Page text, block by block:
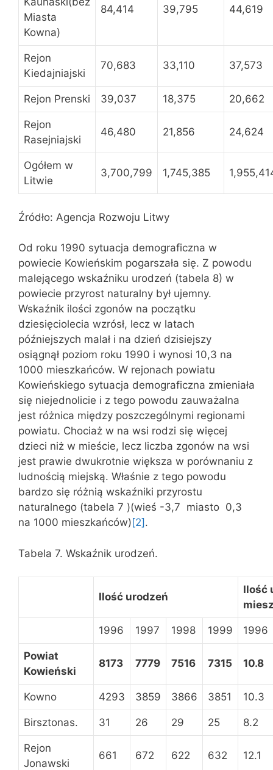
Miasta
Kowna)
84,414 39,795 44,619
Rejon
Kiedajniajski
70,683 33,110 37,573
Rejon Prenski 39,037 18,375 20,662
Rejon
Rasejniajski
46,480 21,856 24,624
Ogółem w
Litwie
3,700,799 1,745,385
Źródło: Agencja Rozwoju Litwy
Od roku 1990 sytuacja demograficzna w
powiecie Kowieńskim pogarszała się. Z powodu
malejącego wskaźniku urodzeń (tabela 8) w
powiecie przyrost naturalny był ujemny.
Wskaźnik ilości zgonów na początku
dziesięciolecia wzrósł, lecz w latach
późniejszych malał i na dzień dzisiejszy
osiągnął poziom roku 1990 i wynosi 10,3 na
1000 mieszkańców. W rejonach powiatu
Kowieńskiego sytuacja demograficzna zmieniała
się niejednolicie i z tego powodu zauważalna
jest różnica między poszczególnymi regionami
powiatu. Chociaż w na wsi rodzi się więcej
dzieci niż w mieście, lecz liczba zgonów na wsi
jest prawie dwukrotnie większa w porównaniu z
ludnością miejską. Właśnie z tego powodu
bardzo się różnią wskaźniki przyrostu
naturalnego (tabela 7 )(wieś -3,7 miasto 0,3
na 1000 mieszkańców) [2] .
Tabela 7. Wskaźnik urodzeń.
Ilość urodzeń
Ilość
1996 1997 1998 1999 1996
Powiat
Kowieński
8173 7779 7516 7315 10.8
Kowno 4293 3859 3866 3851 10.3
Birsztonas. 31 26 29 25 8.2
Rejon
Jonawski
661 672 622 632 12.1